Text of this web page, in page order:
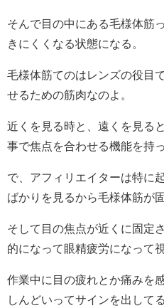
そんで目の中にある毛様体筋
きにくくなる状態になる。
毛様体筋てのはレンズの役目
せるための筋肉なのよ。
近くを見る時と、遠くを見る
事で焦点を合わせる機能を持
で、アフィリエイターは特に
ばかりを見るから毛様体筋が
そして目の焦点が近くに固定
的になって眼精疲労になって
作業中に目の疲れとか痛みを
しんどいってサインを出して